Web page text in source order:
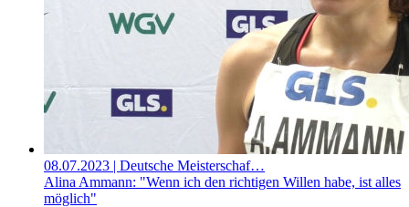
08.07.2023 | Deutsche Meisterschaf…
Alina Ammann: "Wenn ich den richtigen Willen habe, ist alles
möglich"